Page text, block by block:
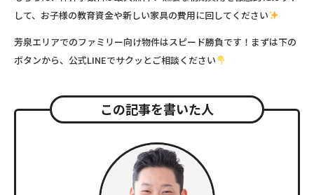
して、お子様の教育資金や新しい家具の費用に回してください
芳泉エリアでのファミリー向け物件はスピード勝負です！まずは下の
ボタンから、公式LINEでサクッとご相談ください
この記事を書いた人